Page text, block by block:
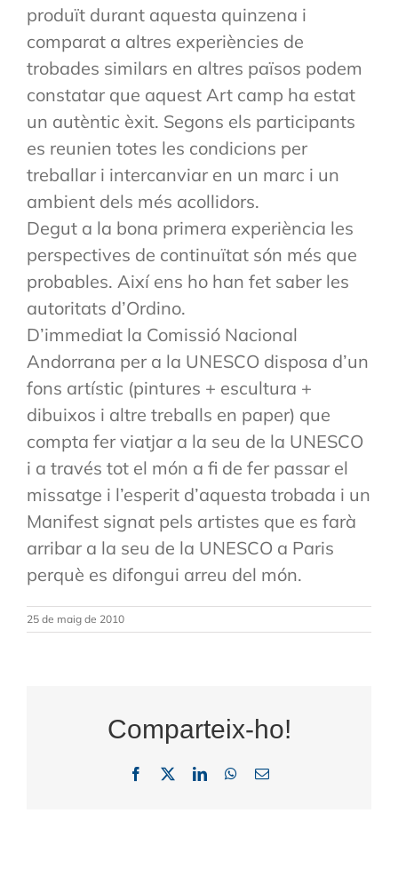
produït durant aquesta quinzena i
comparat a altres experiències de
trobades similars en altres països podem
constatar que aquest Art camp ha estat
un autèntic èxit. Segons els participants
es reunien totes les condicions per
treballar i intercanviar en un marc i un
ambient dels més acollidors.
Degut a la bona primera experiència les
perspectives de continuïtat són més que
probables. Així ens ho han fet saber les
autoritats d’Ordino.
D’immediat la Comissió Nacional
Andorrana per a la UNESCO disposa d’un
fons artístic (pintures + escultura +
dibuixos i altre treballs en paper) que
compta fer viatjar a la seu de la UNESCO
i a través tot el món a fi de fer passar el
missatge i l’esperit d’aquesta trobada i un
Manifest signat pels artistes que es farà
arribar a la seu de la UNESCO a Paris
perquè es difongui arreu del món.
25 de maig de 2010
Comparteix-ho!
Facebook LinkedInWhatsApp
Email: